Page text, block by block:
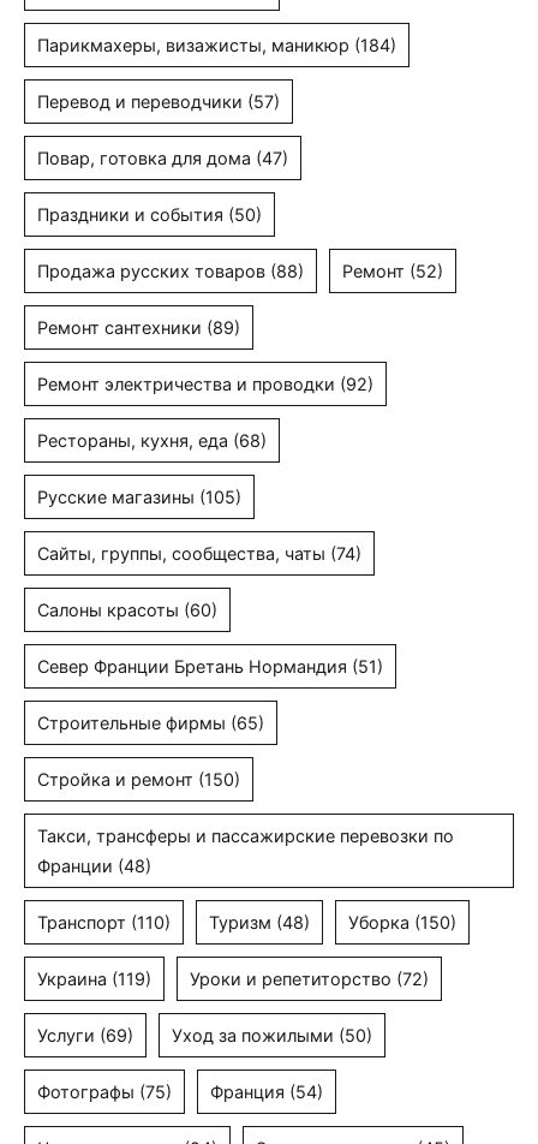
Парикмахеры, визажисты, маникюр (184)
Перевод и переводчики (57)
Повар, готовка для дома (47)
Праздники и события (50)
Продажа русских товаров (88) Ремонт (52)
Ремонт сантехники (89)
Ремонт электричества и проводки (92)
Рестораны, кухня, еда (68)
Русские магазины (105)
Сайты, группы, сообщества, чаты (74)
Салоны красоты (60)
Север Франции Бретань Нормандия (51)
Строительные фирмы (65)
Стройка и ремонт (150)
Такси, трансферы и пассажирские перевозки по
Франции (48)
Транспорт (110) Туризм (48) Уборка (150)
Украина (119) Уроки и репетиторство (72)
Услуги (69) Уход за пожилыми (50)
Фотографы (75) Франция (54)